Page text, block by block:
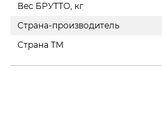
Вес БРУТТО, кг
Страна-производитель
Страна ТМ